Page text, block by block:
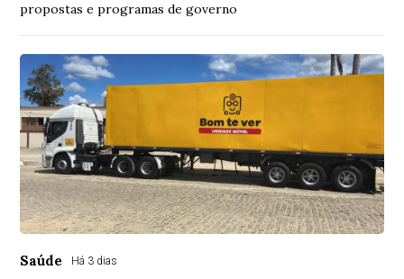
propostas e programas de governo
Saúde Há 3 dias